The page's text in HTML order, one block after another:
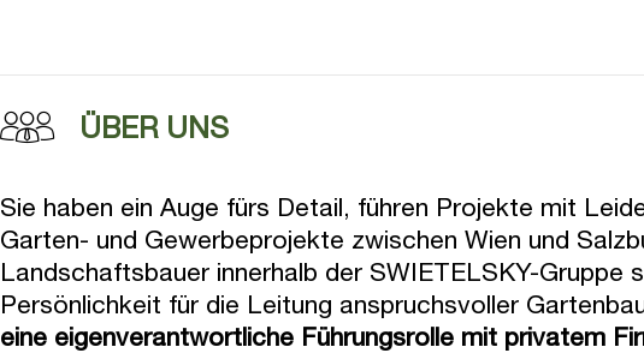
ÜBER UNS
Sie haben ein Auge fürs Detail, führen Projekte mit
Garten- und Gewerbeprojekte zwischen Wien und
Landschaftsbauer innerhalb der SWIETELSKY-Gruppe
Persönlichkeit für die Leitung anspruchsvoller
eine eigenverantwortliche Führungsrolle mit privatem